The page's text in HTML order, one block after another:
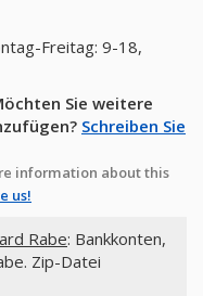
Freitag: 9-18,
Sie weitere
Schreiben Sie
information about this
us!
Rabe: Bankkonten,
Zip-Datei